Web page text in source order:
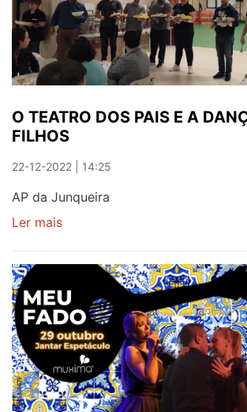
AO
PORTO
O TEATRO DOS PAIS E A
FILHOS
22-12-2022 | 14:25
AP da Junqueira
Ler mais
TEATRO
PAIS
E
A
DANÇA
DOS
FILHOS